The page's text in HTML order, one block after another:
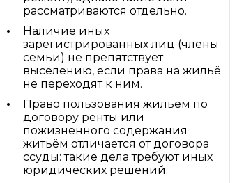
рассматриваются отдельно.
Наличие иных
зарегистрированных лиц (члены
семьи) не препятствует
выселению, если права на жильё
не переходят к ним.
Право пользования жильём по
договору ренты или
пожизненного содержания
житьём отличается от договора
ссуды: такие дела требуют иных
юридических решений.